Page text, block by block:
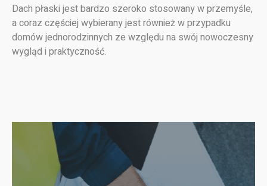
Dach płaski jest bardzo szeroko stosowany w przemyśle,
a coraz częściej wybierany jest również w przypadku
domów jednorodzinnych ze względu na swój nowoczesny
wygląd i praktyczność.